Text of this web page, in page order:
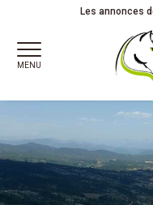
équestresLes annonces
MENU